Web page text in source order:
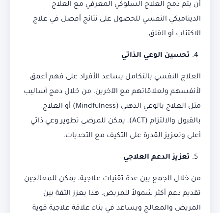
أن يتم دمج العلاج السلوكي المعرفي مع العلاج
الديناميكي النفسي للحصول على نتائج أفضل في علاج
الاكتئاب أو القلق.
تحسين الوعي الذاتي
العلاج النفسي بالتكامل يساعد الأفراد على فهم أعمق
لأنفسهم ولعلاقاتهم مع الآخرين. من خلال دمج أساليب
مثل العلاج بالوعي الذهني (Mindfulness) أو العلاج
بالقبول والالتزام (ACT)، يمكن للمرضى تطوير وعي ذاتي
أعلى وتعزيز القدرة على التكيف مع التحديات.
تعزيز الدعم العلاجي
من خلال الجمع بين عدة تقنيات علاجية، يمكن للمعالجين
تقديم دعم أكثر شمولاً للمريض. هذا يعزز الثقة بين
المريض والمعالج ويساعد في بناء علاقة علاجية قوية